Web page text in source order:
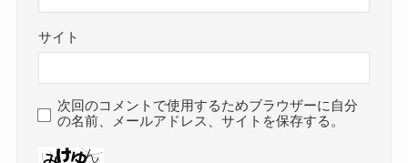
サイト
次回のコメントで使用するためブラウザーに自分
の名前、メールアドレス、サイトを保存する。